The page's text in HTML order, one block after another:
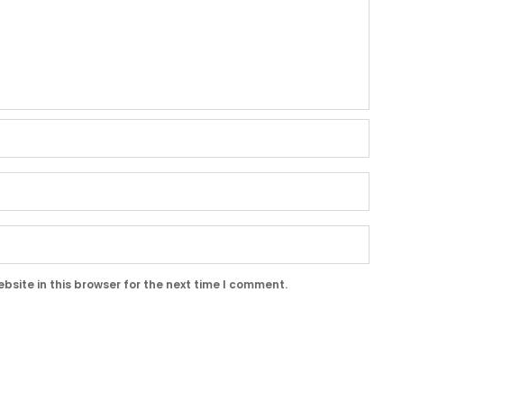
in this browser for the next time I comment.